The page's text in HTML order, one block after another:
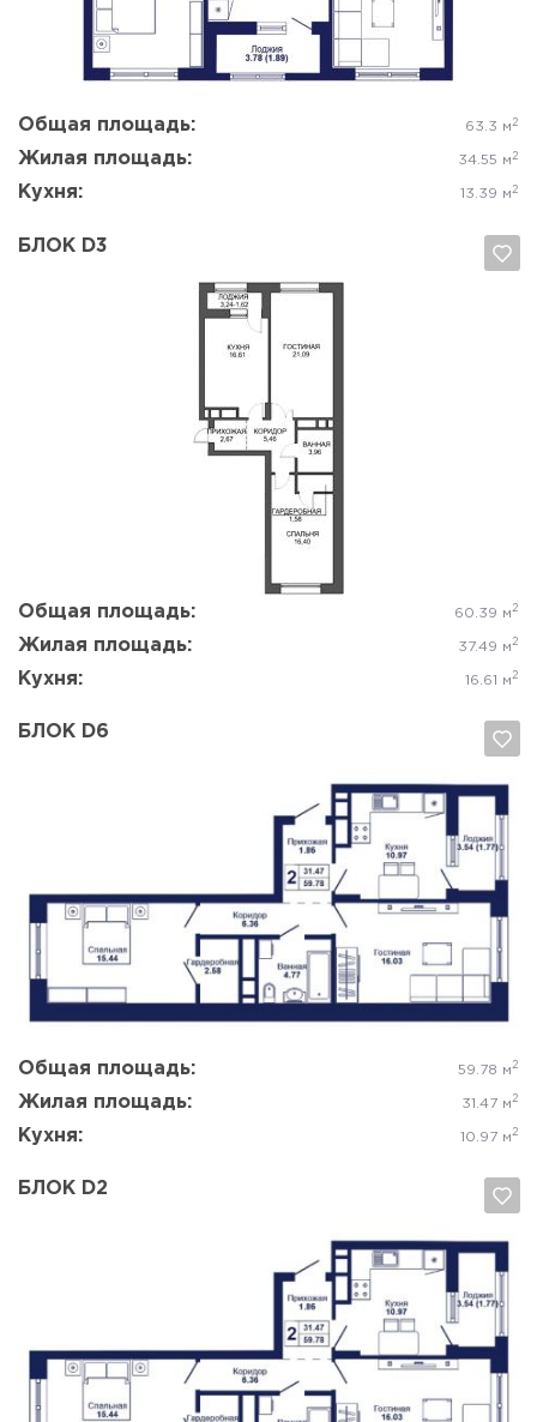
Общая площадь: 63.3 м 2
Жилая площадь: 34.55 м 2
Кухня: 13.39 м 2
БЛОК D3
Общая площадь: 60.39 м 2
Жилая площадь: 37.49 м 2
Кухня: 16.61 м 2
Да, удалить Отмена
БЛОК D6
Общая площадь: 59.78 м 2
Жилая площадь: 31.47 м 2
Кухня: 10.97 м 2
Да, удалить
БЛОК D2
Да, удалить